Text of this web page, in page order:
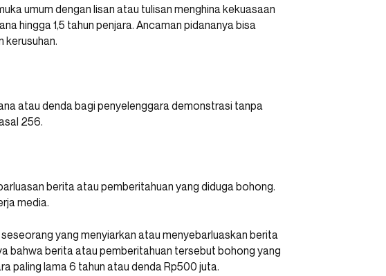
umum dengan lisan atau tulisan menghina kekuasaan
hingga 1,5 tahun penjara. Ancaman pidananya bisa
kerusuhan.
atau denda bagi penyelenggara demonstrasi tanpa
256.
berita atau pemberitahuan yang diduga bohong.
media.
yang menyiarkan atau menyebarluaskan berita
bahwa berita atau pemberitahuan tersebut bohong yang
paling lama 6 tahun atau denda Rp500 juta.